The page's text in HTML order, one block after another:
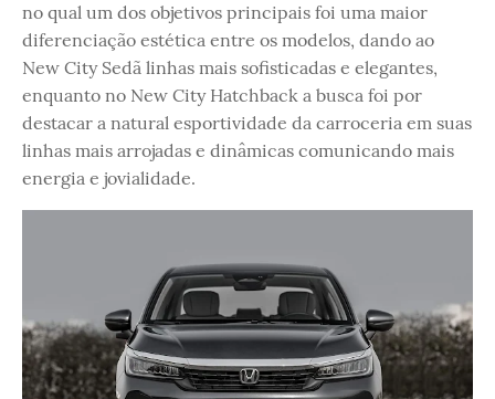
no qual um dos objetivos principais foi uma maior
diferenciação estética entre os modelos, dando ao
New City Sedã linhas mais sofisticadas e elegantes,
enquanto no New City Hatchback a busca foi por
destacar a natural esportividade da carroceria em suas
linhas mais arrojadas e dinâmicas comunicando mais
energia e jovialidade.